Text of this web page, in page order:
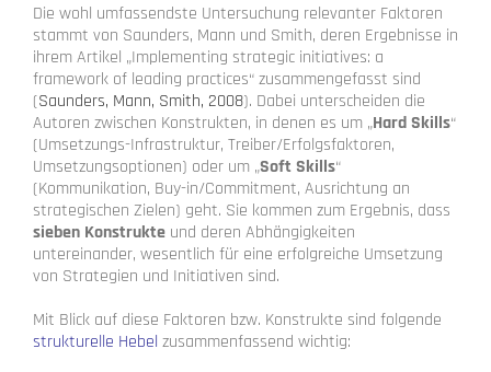
Die wohl umfassendste Untersuchung relevanter Faktoren
stammt von Saunders, Mann und Smith, deren Ergebnisse in
ihrem Artikel „Implementing strategic initiatives: a
framework of leading practices“ zusammengefasst sind
(Saunders, Mann, Smith, 2008). Dabei unterscheiden die
Autoren zwischen Konstrukten, in denen es um „Hard Skills“
(Umsetzungs-Infrastruktur, Treiber/Erfolgsfaktoren,
Umsetzungsoptionen) oder um „Soft Skills“
(Kommunikation, Buy-in/Commitment, Ausrichtung an
strategischen Zielen) geht. Sie kommen zum Ergebnis, dass
sieben Konstrukte und deren Abhängigkeiten
untereinander, wesentlich für eine erfolgreiche Umsetzung
von Strategien und Initiativen sind.
Mit Blick auf diese Faktoren bzw. Konstrukte sind folgende
strukturelle Hebel zusammenfassend wichtig: